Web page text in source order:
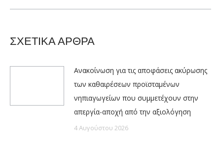
ΣΧΕΤΙΚΑ ΑΡΘΡΑ
Ανακοίνωση για τις αποφάσεις ακύρωσης
των καθαιρέσεων προϊσταμένων
νηπιαγωγείων που συμμετέχουν στην
απεργία-αποχή από την αξιολόγηση
4 Αυγούστου 2026